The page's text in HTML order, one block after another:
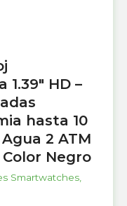
HD –
hasta 10
2 ATM
Negro
Smartwatches,